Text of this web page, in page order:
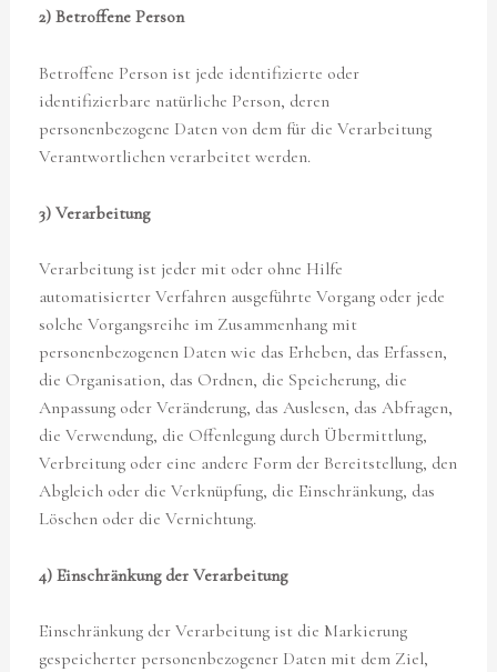
2) Betroffene Person
Betroffene Person ist jede identifizierte oder
identifizierbare natürliche Person, deren
personenbezogene Daten von dem für die Verarbeitung
Verantwortlichen verarbeitet werden.
3) Verarbeitung
Verarbeitung ist jeder mit oder ohne Hilfe
automatisierter Verfahren ausgeführte Vorgang oder jede
solche Vorgangsreihe im Zusammenhang mit
personenbezogenen Daten wie das Erheben, das Erfassen,
die Organisation, das Ordnen, die Speicherung, die
Anpassung oder Veränderung, das Auslesen, das Abfragen,
die Verwendung, die Offenlegung durch Übermittlung,
Verbreitung oder eine andere Form der Bereitstellung, den
Abgleich oder die Verknüpfung, die Einschränkung, das
Löschen oder die Vernichtung.
4) Einschränkung der Verarbeitung
Einschränkung der Verarbeitung ist die Markierung
gespeicherter personenbezogener Daten mit dem Ziel,